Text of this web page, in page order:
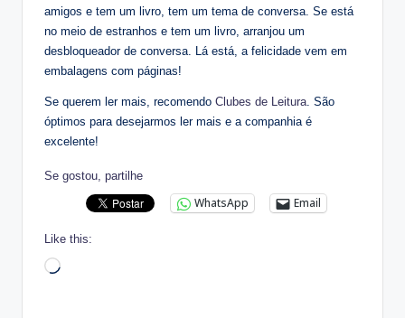
amigos e tem um livro, tem um tema de conversa. Se está
no meio de estranhos e tem um livro, arranjou um
desbloqueador de conversa. Lá está, a felicidade vem em
embalagens com páginas!
Se querem ler mais, recomendo Clubes de Leitura. São
óptimos para desejarmos ler mais e a companhia é
excelente!
Se gostou, partilhe
WhatsApp Email
Like this:
Loading…